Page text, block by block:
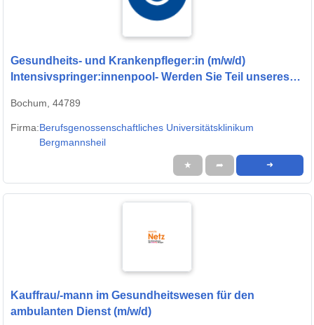
Gesundheits- und Krankenpfleger:in (m/w/d)
Intensivspringer:innenpool- Werden Sie Teil unseres
Bochum, 44789
Firma:Berufsgenossenschaftliches Universitätsklinikum
Bergmannsheil
★ ➦ ➜
Kauffrau/-mann im Gesundheitswesen für den
ambulanten Dienst (m/w/d)